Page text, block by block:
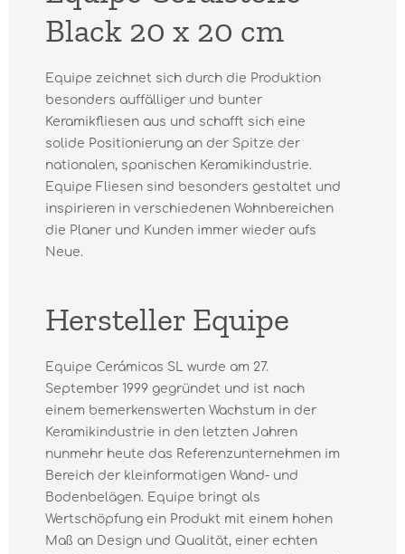
Black 20 x 20 cm
Equipe zeichnet sich durch die Produktion
besonders auffälliger und bunter
Keramikfliesen aus und schafft sich eine
solide Positionierung an der Spitze der
nationalen, spanischen Keramikindustrie.
Equipe Fliesen sind besonders gestaltet und
inspirieren in verschiedenen Wohnbereichen
die Planer und Kunden immer wieder aufs
Neue.
Hersteller Equipe
Equipe Cerámicas SL wurde am 27.
September 1999 gegründet und ist nach
einem bemerkenswerten Wachstum in der
Keramikindustrie in den letzten Jahren
nunmehr heute das Referenzunternehmen im
Bereich der kleinformatigen Wand- und
Bodenbelägen. Equipe bringt als
Wertschöpfung ein Produkt mit einem hohen
Maß an Design und Qualität, einer echten